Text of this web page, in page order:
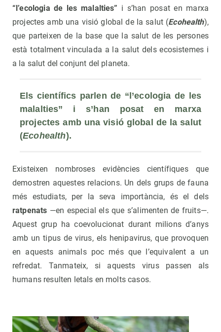
“l’ecologia de les malalties” i s’han posat en marxa
projectes amb una visió global de la salut (Ecohealth),
que parteixen de la base que la salut de les persones
està totalment vinculada a la salut dels ecosistemes i
a la salut del conjunt del planeta.
Els científics parlen de “l’ecologia de les
malalties” i s’han posat en marxa
projectes amb una visió global de la salut
(Ecohealth).
Existeixen nombroses evidències científiques que
demostren aquestes relacions. Un dels grups de fauna
més estudiats, per la seva importància, és el dels
ratpenats ­—en especial els que s’alimenten de fruits—.
Aquest grup ha coevolucionat durant milions d’anys
amb un tipus de virus, els henipavirus, que provoquen
en aquests animals poc més que l’equivalent a un
refredat. Tanmateix, si aquests virus passen als
humans resulten letals en molts casos.